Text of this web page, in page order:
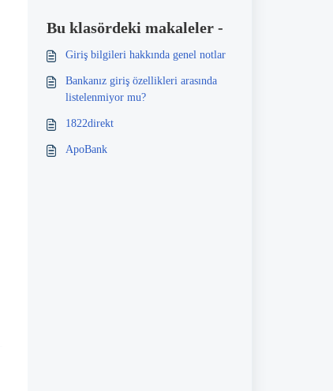
Bu klasördeki makaleler -
Giriş bilgileri hakkında genel notlar
Bankanız giriş özellikleri arasında
listelenmiyor mu?
1822direkt
ApoBank